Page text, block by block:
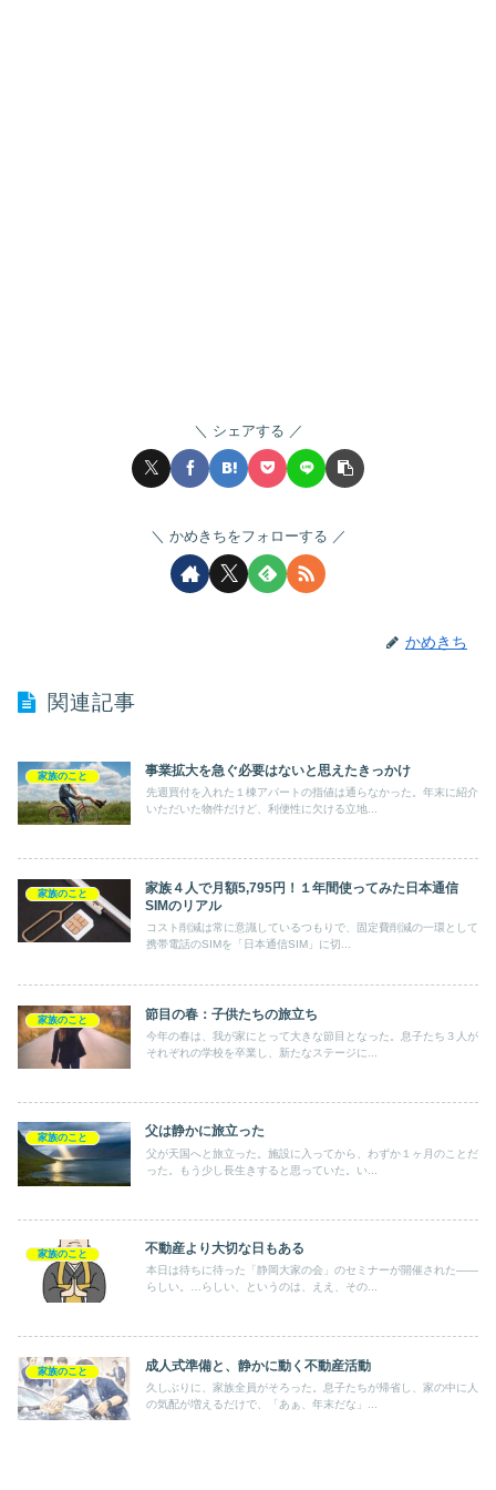
シェアする
かめきちをフォローする
かめきち
関連記事
家族のこと 事業拡大を急ぐ必要はないと思えたきっかけ
先週買付を入れた１棟アパートの指値は通らなかった。年末に紹介
いただいた物件だけど、利便性に欠ける立地...
家族のこと
家族４人で月額5,795円！１年間使ってみた日本通信
SIMのリアル
コスト削減は常に意識しているつもりで、固定費削減の一環として
携帯電話のSIMを「日本通信SIM」に切...
家族のこと 節目の春：子供たちの旅立ち
今年の春は、我が家にとって大きな節目となった。息子たち３人が
それぞれの学校を卒業し、新たなステージに...
家族のこと 父は静かに旅立った
父が天国へと旅立った。施設に入ってから、わずか１ヶ月のことだ
った。もう少し長生きすると思っていた。い...
家族のこと 不動産より大切な日もある
本日は待ちに待った「静岡大家の会」のセミナーが開催された――
らしい。…らしい、というのは、ええ、その...
家族のこと 成人式準備と、静かに動く不動産活動
久しぶりに、家族全員がそろった。息子たちが帰省し、家の中に人
の気配が増えるだけで、「あぁ、年末だな」...